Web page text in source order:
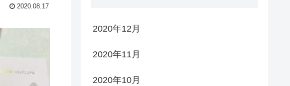
2020.08.17
2020年12月
2020年11月
2020年10月